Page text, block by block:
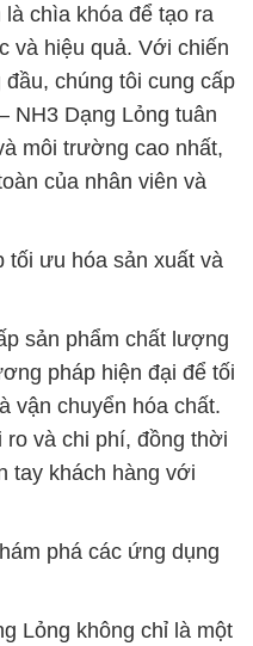
chìa khóa để tạo ra
và hiệu quả. Với chiến
chúng tôi cung cấp
NH3 Dạng Lỏng tuân
môi trường cao nhất,
của nhân viên và
tối ưu hóa sản xuất và
sản phẩm chất lượng
pháp hiện đại để tối
vận chuyển hóa chất.
và chi phí, đồng thời
tay khách hàng với
phá các ứng dụng
Lỏng không chỉ là một